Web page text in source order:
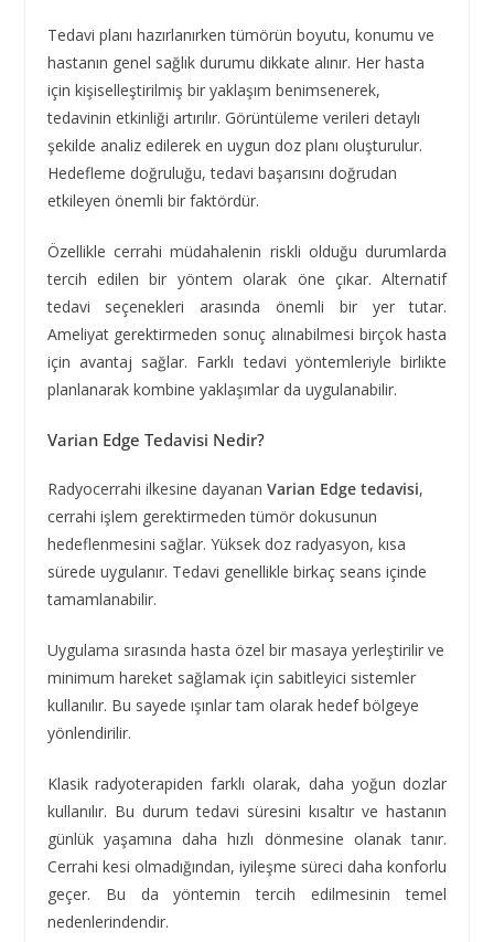
Tedavi planı hazırlanırken tümörün boyutu, konumu ve
hastanın genel sağlık durumu dikkate alınır. Her hasta
için kişiselleştirilmiş bir yaklaşım benimsenerek,
tedavinin etkinliği artırılır. Görüntüleme verileri detaylı
şekilde analiz edilerek en uygun doz planı oluşturulur.
Hedefleme doğruluğu, tedavi başarısını doğrudan
etkileyen önemli bir faktördür.
Özellikle cerrahi müdahalenin riskli olduğu durumlarda
tercih edilen bir yöntem olarak öne çıkar. Alternatif
tedavi seçenekleri arasında önemli bir yer tutar.
Ameliyat gerektirmeden sonuç alınabilmesi birçok hasta
için avantaj sağlar. Farklı tedavi yöntemleriyle birlikte
planlanarak kombine yaklaşımlar da uygulanabilir.
Varian Edge Tedavisi Nedir?
Radyocerrahi ilkesine dayanan Varian Edge tedavisi,
cerrahi işlem gerektirmeden tümör dokusunun
hedeflenmesini sağlar. Yüksek doz radyasyon, kısa
sürede uygulanır. Tedavi genellikle birkaç seans içinde
tamamlanabilir.
Uygulama sırasında hasta özel bir masaya yerleştirilir ve
minimum hareket sağlamak için sabitleyici sistemler
kullanılır. Bu sayede ışınlar tam olarak hedef bölgeye
yönlendirilir.
Klasik radyoterapiden farklı olarak, daha yoğun dozlar
kullanılır. Bu durum tedavi süresini kısaltır ve hastanın
günlük yaşamına daha hızlı dönmesine olanak tanır.
Cerrahi kesi olmadığından, iyileşme süreci daha konforlu
geçer. Bu da yöntemin tercih edilmesinin temel
nedenlerindendir.